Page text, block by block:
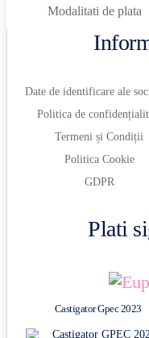
Modalitati de plata
Date de identificare ale
Politica de
Termeni și Condiții
Politica Cookie
GDPR
Plati
Castigator Gpec 2023